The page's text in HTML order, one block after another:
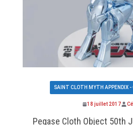
SAINT CLOTH MYTH APPENDIX -
18 juillet 2017
Pegase Cloth Object 50th